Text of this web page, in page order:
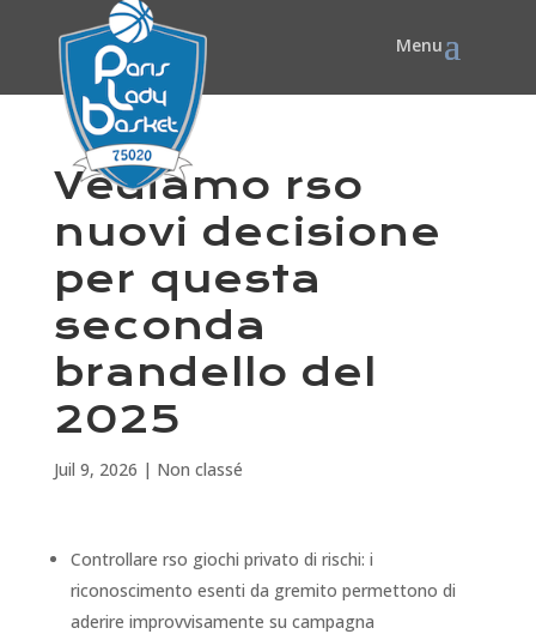
Vediamo rso
nuovi decisione
per questa
seconda
brandello del
2025
Juil 9, 2026 | Non classé
Controllare rso giochi privato di rischi: i
riconoscimento esenti da gremito permettono di
aderire improvvisamente su campagna